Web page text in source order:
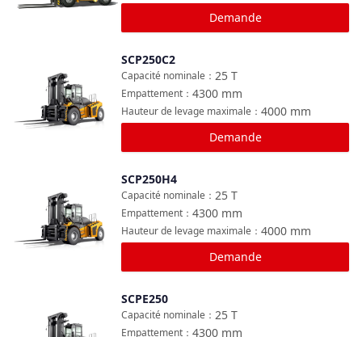
Demande
SCP250C2
25 T
Capacité nominale ：
4300 mm
Empattement ：
4000 mm
Hauteur de levage maximale ：
Demande
SCP250H4
25 T
Capacité nominale ：
4300 mm
Empattement ：
4000 mm
Hauteur de levage maximale ：
Demande
SCPE250
25 T
Capacité nominale ：
4300 mm
Empattement ：